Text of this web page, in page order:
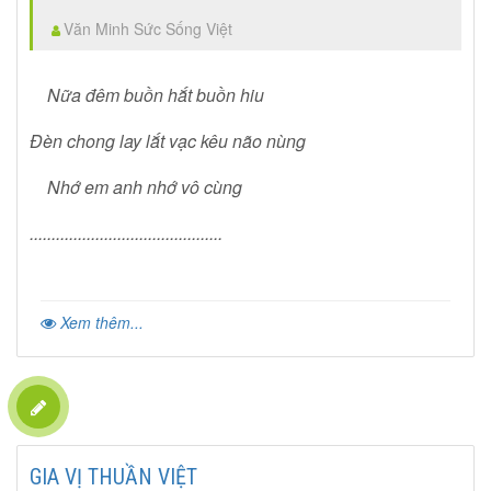
Văn Minh Sức Sống Việt
Nữa đêm buồn hắt buồn hiu
Đèn chong lay lắt vạc kêu não nùng
Nhớ em anh nhớ vô cùng
............................................
Xem thêm...
GIA VỊ THUẦN VIỆT